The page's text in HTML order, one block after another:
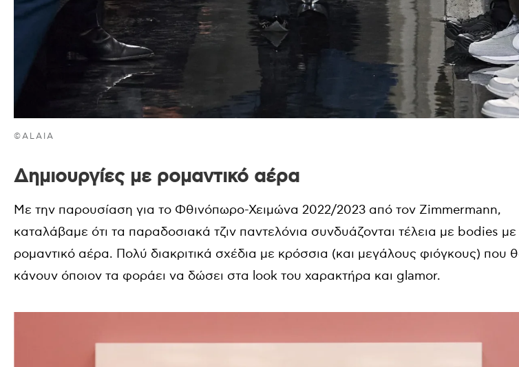
©ALAIA
Δημιουργίες με ρομαντικό αέρα
Με την παρουσίαση για το Φθινόπωρο-Χειμώνα 2022/2023 από τον Zimmermann,
καταλάβαμε ότι τα παραδοσιακά τζιν παντελόνια συνδυάζονται τέλεια με bodies με
ρομαντικό αέρα. Πολύ διακριτικά σχέδια με κρόσσια (και μεγάλους φιόγκους) που
κάνουν όποιον τα φοράει να δώσει στα look του χαρακτήρα και glamor.